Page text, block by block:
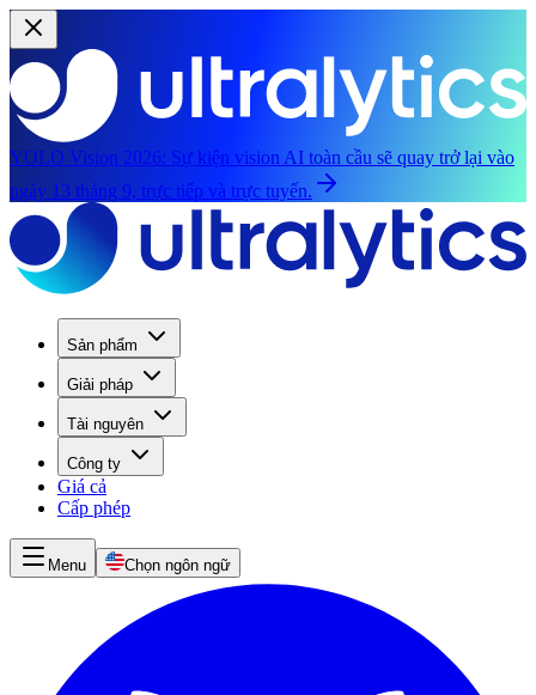
YOLO Vision 2026: Sự kiện vision AI toàn cầu sẽ quay trở lại vào
ngày 13 tháng 9, trực tiếp và trực tuyến.
Sản phẩm
Giải pháp
Tài nguyên
Công ty
Giá cả
Cấp phép
Menu Chọn ngôn ngữ